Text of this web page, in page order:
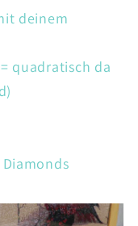
deinem
quadratisch da